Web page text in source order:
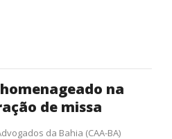
na
de missa
da Bahia (CAA-BA)